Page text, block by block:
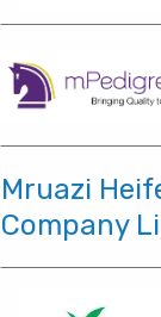
Mruazi
Company